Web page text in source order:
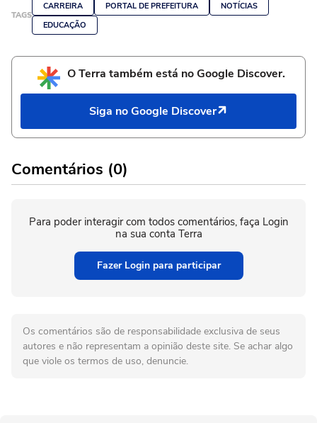
TAGS
CARREIRA PORTAL DE PREFEITURA
NOTÍCIAS
EDUCAÇÃO
O Terra também está no Google Discover.
Siga no Google Discover
Comentários (0)
Para poder interagir com todos comentários, faça Login
na sua conta Terra
Fazer Login para participar
Os comentários são de responsabilidade exclusiva de seus
autores e não representam a opinião deste site. Se achar algo
que viole os termos de uso, denuncie.